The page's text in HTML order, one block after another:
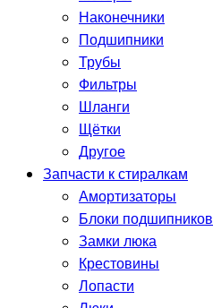
Наконечники
Подшипники
Трубы
Фильтры
Шланги
Щётки
Другое
Запчасти к стиралкам
Амортизаторы
Блоки подшипников
Замки люка
Крестовины
Лопасти